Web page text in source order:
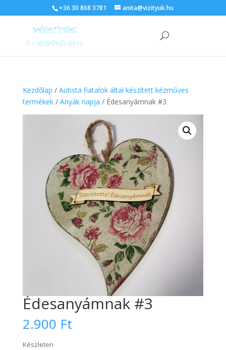
+36 30 868 3781 anita@vizityuk.hu
Kezdőlap / Autista fiatalok által készített kézműves
termékek/ Anyák napja / Édesanyámnak #3
Édesanyámnak #3
2.900 Ft
Készleten